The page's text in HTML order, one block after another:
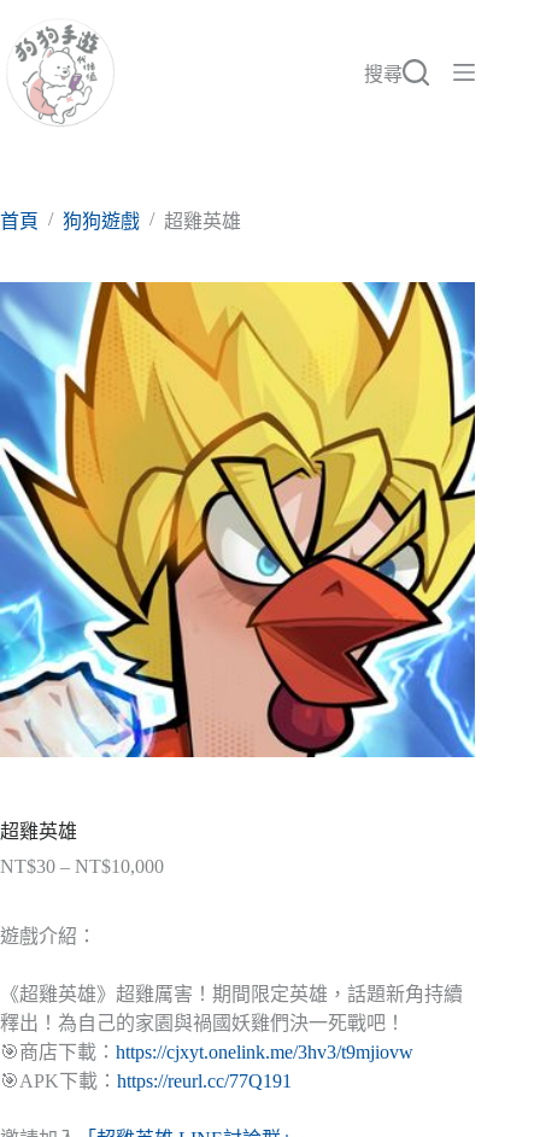
至
要
搜尋
首頁 / 狗狗遊戲 / 超雞英雄
超雞英雄
NT$30 – NT$10,000價
NT$30
到
NT$10,000
遊戲介紹：
《超雞英雄》超雞厲害！期間限定英雄，話題新角持續
釋出！為自己的家園與禍國妖雞們決一死戰吧！
🎯商店下載： https://cjxyt.onelink.me/3hv3/t9mjiovw
🎯APK下載： https://reurl.cc/77Q191